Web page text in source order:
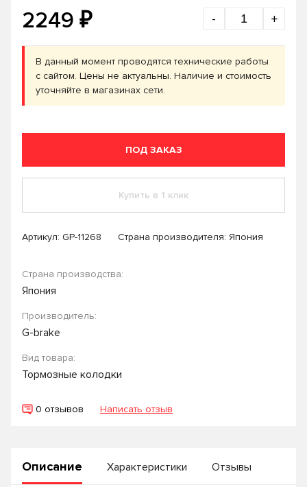
2249 ₽ - +
В данный момент проводятся технические работы
с сайтом. Цены не актуальны. Наличие и стоимость
уточняйте в магазинах сети.
ПОД ЗАКАЗ
Купить в 1 клик
Артикул: GP-11268 Страна производителя: Япония
Страна производства:
Япония
Производитель:
G-brake
Вид товара:
Тормозные колодки
0 отзывов Написать отзыв
Описание Характеристики Отзывы